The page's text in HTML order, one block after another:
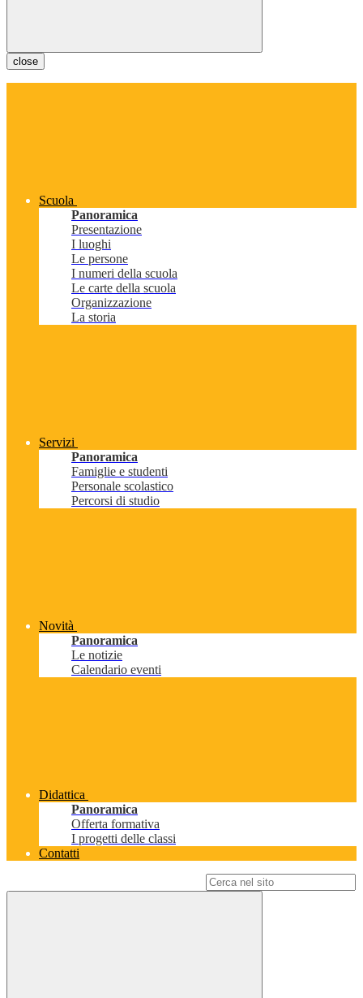
close
Scuola
Panoramica
Presentazione
I luoghi
Le persone
I numeri della scuola
Le carte della scuola
Organizzazione
La storia
Servizi
Panoramica
Famiglie e studenti
Personale scolastico
Percorsi di studio
Novità
Panoramica
Le notizie
Calendario eventi
Didattica
Panoramica
Offerta formativa
I progetti delle classi
Contatti